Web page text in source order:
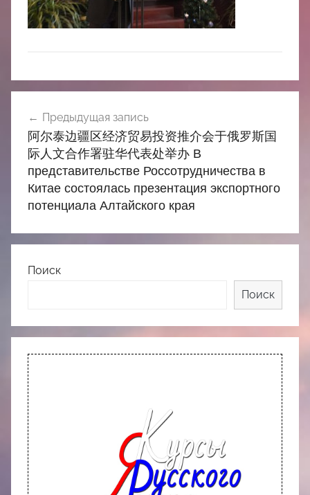
心
по
записям
Предыдущая запись
阿尔泰边疆区经济贸易投资推介会于俄罗斯国
际人文合作署驻华代表处举办 В
представительстве Россотрудничества в
Китае состоялась презентация экспортного
потенциала Алтайского края
Поиск
Поиск